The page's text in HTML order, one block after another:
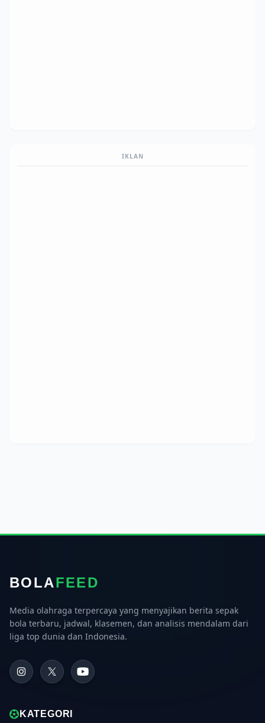
IKLAN
BOLAFEED
Media olahraga terpercaya yang menyajikan berita sepak
bola terbaru, jadwal, klasemen, dan analisis mendalam dari
liga top dunia dan Indonesia.
KATEGORI